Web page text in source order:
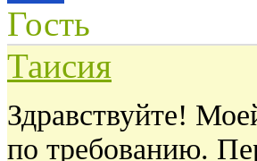
Гость
Таисия
Здравствуйте!
по требованию.